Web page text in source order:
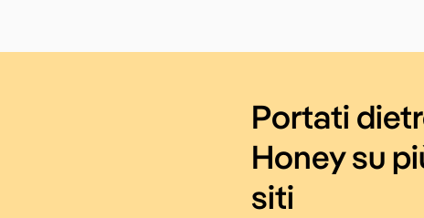
Portati
Honey su
siti